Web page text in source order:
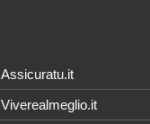
Assicuratu.it
Viverealmeglio.it